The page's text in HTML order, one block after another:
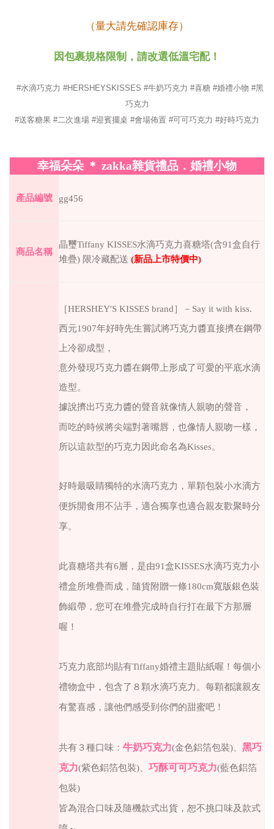
（量大請先確認庫存）
因包裹規格限制， 請改選低溫宅配！
#水滴巧克力 #HERSHEYSKISSES #牛奶巧克力 #喜糖 #婚禮小物 #黑
巧克力
#送客糖果 #二次進場 #迎賓擺桌 #會場佈置 #可可巧克力 #好時巧克力
幸福朵朵 ＊ zakka雜貨禮品．婚禮小物
產品編號 gg456
商品名稱
晶璽Tiffany KISSES水滴巧克力喜糖塔(含91盒自行
堆疊) 限冷藏配送 (新品上市特價中)
［HERSHEY'S KISSES brand］－ Say it with kiss.
西元1907年好時先生嘗試將巧克力醬直接擠在鋼帶
上冷卻成型，
意外發現巧克力醬在鋼帶上形成了可愛的平底水滴
造型。
據說擠出巧克力醬的聲音就像情人親吻的聲音，
而吃的時候將尖端對著嘴唇，也像情人親吻一樣，
所以這款型的巧克力因此命名為Kisses。
好時最吸睛獨特的水滴巧克力， 單顆包裝小水滴方
便拆開食用不沾手， 適合獨享也適合親友歡聚時分
享。
此喜糖塔共有6層，是由91盒KISSES水滴巧克力小
禮盒所堆疊而成，隨貨附贈一條180cm寬版銀色裝
飾緞帶，您可在堆疊完成時自行打在最下方那層
喔！
巧克力底部均貼有Tiffany婚禮主題貼紙喔！ 每個小
禮物盒中，包含了８顆水滴巧克力。 每顆都讓親友
有驚喜感，讓他們感受到你們的甜蜜吧！
共有３種口味： 牛奶巧克力(金色鋁箔包裝)
黑巧
克力(紫色鋁箔包裝) 巧酥可可巧克力(藍色鋁箔
包裝)
皆為混合口味及隨機款式出貨 ，恕不挑口味及款式